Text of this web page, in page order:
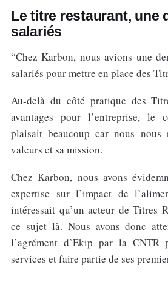
Le titre restaurant, une
salariés
“Chez Karbon, nous avions une
salariés pour mettre en place des
Au-delà du côté pratique des
avantages pour l’entreprise, le
plaisait beaucoup car nous nous
valeurs et sa mission.
Chez Karbon, nous avons
expertise sur l’impact de
intéressait qu’un acteur de Titres
ce sujet là. Nous avons donc
l’agrément d’Ekip par la CNTR
services et faire partie de ses